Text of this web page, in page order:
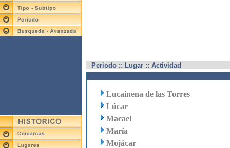
Periodo :: Lugar :: Actividad
Lucainena de las Torres
Lúcar
Macael
María
Mojácar